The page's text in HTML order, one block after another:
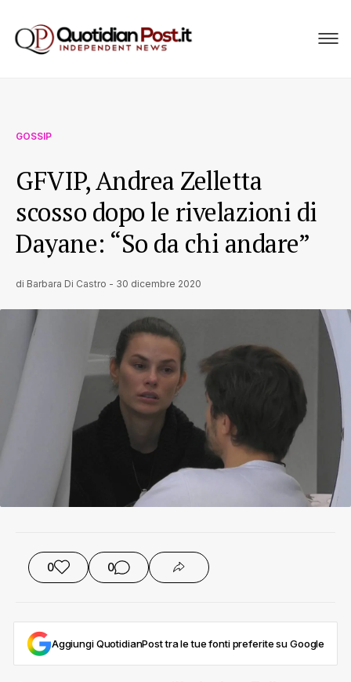
GOSSIP
GFVIP, Andrea Zelletta
scosso dopo le rivelazioni di
Dayane: “So da chi andare”
di Barbara Di Castro - 30 dicembre 2020
0 0
Aggiungi QuotidianPost tra le tue fonti preferite su Google